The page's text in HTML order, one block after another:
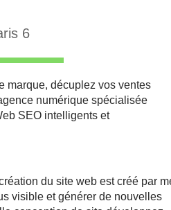
6
marque, décuplez vos ventes
numérique spécialisée
SEO intelligents et
du site web est créé par
visible et générer de nouvelles